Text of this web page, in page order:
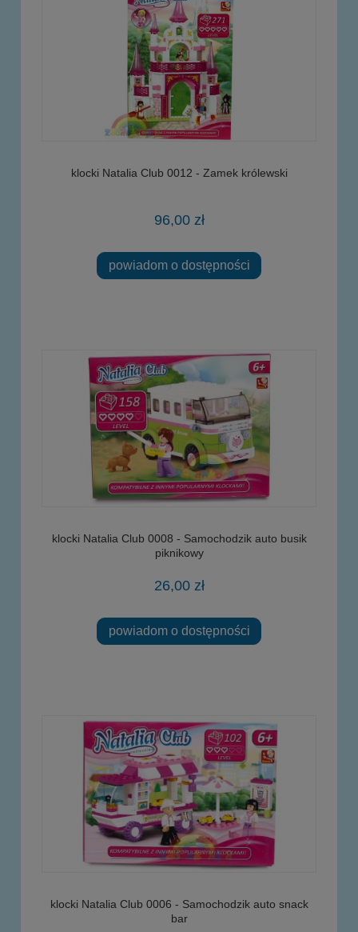
klocki Natalia Club 0012 - Zamek królewski
96,00 zł
powiadom o dostępności
klocki Natalia Club 0008 - Samochodzik auto busik
piknikowy
26,00 zł
powiadom o dostępności
klocki Natalia Club 0006 - Samochodzik auto snack
bar